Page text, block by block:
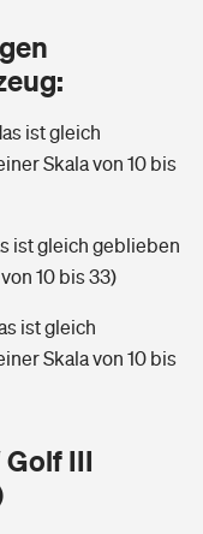
Haus?
im Alter?
ist gleich
Skala von 10 bis
ist gleich geblieben
10 bis 33)
ist gleich
Skala von 10 bis
III